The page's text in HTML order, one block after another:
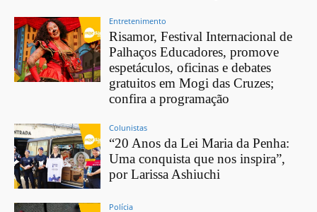
Entretenimento
Risamor, Festival Internacional de
Palhaços Educadores, promove
espetáculos, oficinas e debates
gratuitos em Mogi das Cruzes;
confira a programação
Colunistas
“20 Anos da Lei Maria da Penha:
Uma conquista que nos inspira”,
por Larissa Ashiuchi
Polícia